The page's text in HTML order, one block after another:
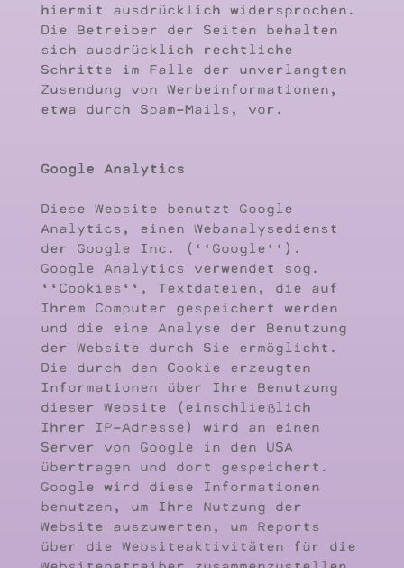
hiermit ausdrücklich widersprochen.
Die Betreiber der Seiten behalten
sich ausdrücklich rechtliche
Schritte im Falle der unverlangten
Zusendung von Werbeinformationen,
etwa durch Spam-Mails, vor.
Google Analytics
Diese Website benutzt Google
Analytics, einen Webanalysedienst
der Google Inc. (''Google'').
Google Analytics verwendet sog.
''Cookies'', Textdateien, die auf
Ihrem Computer gespeichert werden
und die eine Analyse der Benutzung
der Website durch Sie ermöglicht.
Die durch den Cookie erzeugten
Informationen über Ihre Benutzung
dieser Website (einschließlich
Ihrer IP-Adresse) wird an einen
Server von Google in den USA
übertragen und dort gespeichert.
Google wird diese Informationen
benutzen, um Ihre Nutzung der
Website auszuwerten, um Reports
über die Websiteaktivitäten für die
Websitebetreiber zusammenzustellen